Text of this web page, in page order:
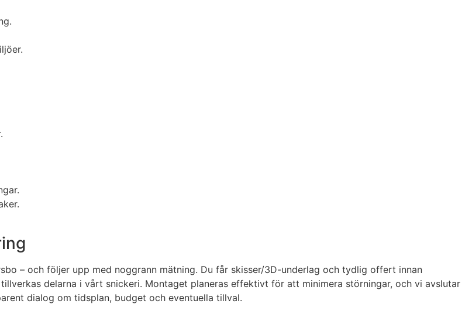
– och följer upp med noggrann mätning. Du får skisser/3D-underlag och tydlig offert innan
delarna i vårt snickeri. Montaget planeras effektivt för att minimera störningar, och vi avslutar
dialog om tidsplan, budget och eventuella tillval.